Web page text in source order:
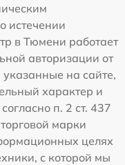
истечении
в Тюмени работает
авторизации от
на сайте,
характер и
п. 2 ст. 437
марки
целях
с которой мы